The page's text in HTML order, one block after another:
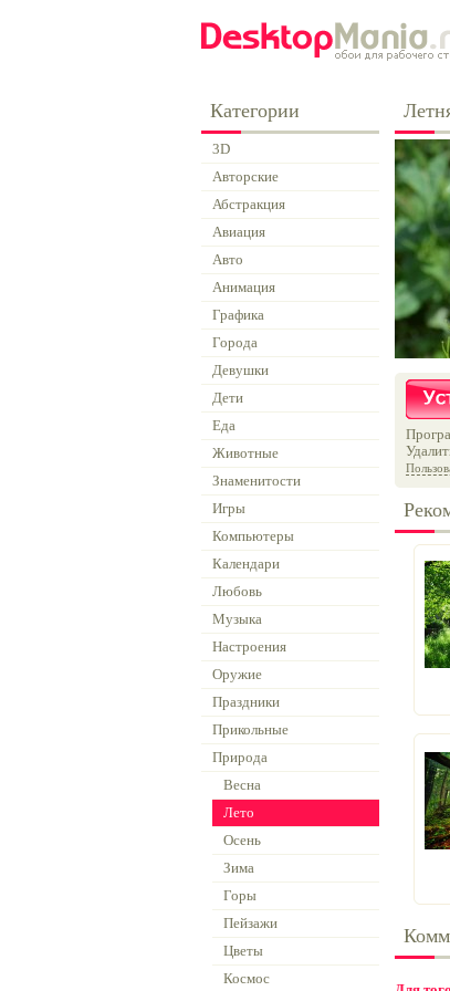
Категории
3D
Авторские
Абстракция
Авиация
Авто
Анимация
Графика
Города
Девушки
Дети
Еда
Животные
Знаменитости
Игры
Компьютеры
Календари
Любовь
Музыка
Настроения
Оружие
Праздники
Прикольные
Природа
Весна
Лето
Осень
Зима
Горы
Пейзажи
Цветы
Космос